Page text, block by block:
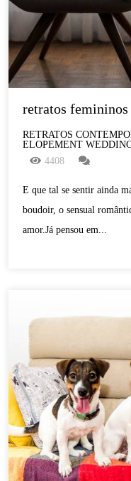
retratos femininos
RETRATOS
ELOPEMENT
4408
E que tal se sentir ainda
boudoir, o sensual
amor.Já pensou em...